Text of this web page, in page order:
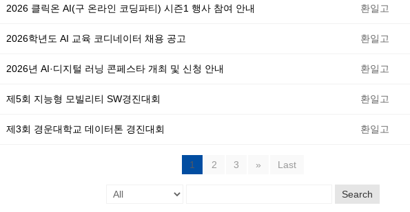
2026 클릭온 AI(구 온라인 코딩파티) 시즌1 행사 참여 안내 환일고
2026학년도 AI 교육 코디네이터 채용 공고 환일고
2026년 AI·디지털 러닝 콘페스타 개최 및 신청 안내 환일고
제5회 지능형 모빌리티 SW경진대회 환일고
제3회 경운대학교 데이터톤 경진대회 환일고
1 2 3 » Last
Search